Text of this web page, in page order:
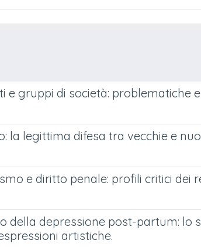
e gruppi di società: problematiche
la legittima difesa tra vecchie e
e diritto penale: profili critici dei
della depressione post-partum: lo
artistiche.